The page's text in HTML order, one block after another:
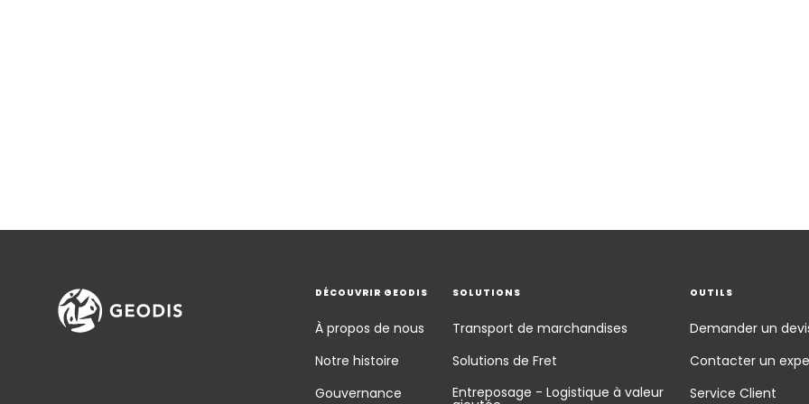
DÉCOUVRIR GEODIS
À propos de nous
Notre histoire
Gouvernance
SOLUTIONS
Transport de marchandises
Solutions de Fret
Entreposage - Logistique à valeur
OUTILS
Demander un
Contacter un
Service Client